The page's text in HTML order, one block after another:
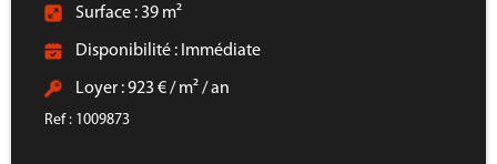
Surface : 39 m²
Disponibilité : Immédiate
Loyer : 923 € / m² / an
Ref : 1009873